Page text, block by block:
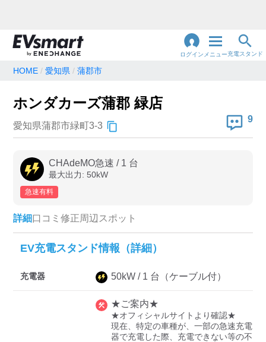
ログイン メニュー充電スタンド
地名・観光スポット・住所で検索
充電器の種類
急速充電器のみ表示
高速道路上のみ表示
認証システム
三菱ディーラーを表示
日産ディーラーを表示
HOME 愛知県 蒲郡市
ホンダカーズ蒲郡 緑店
愛知県蒲郡市緑町3-3
9
CHAdeMO急速 / 1 台
最大出力: 50kW
急速有料
詳細口コミ 修正周辺スポット
EV充電スタンド情報（詳細）
充電器 50kW / 1 台 （ケーブル付）
★ご案内★
★オフィシャルサイトより確認★
現在、特定の車種が、一部の急速充電
器で充電した際、充電できない等の不